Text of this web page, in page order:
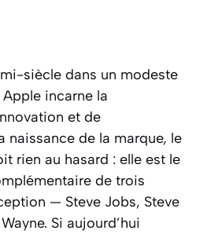
siècle dans un modeste
incarne la
et de
naissance de la marque, le
rien au hasard : elle est le
de trois
— Steve Jobs, Steve
Si aujourd’hui